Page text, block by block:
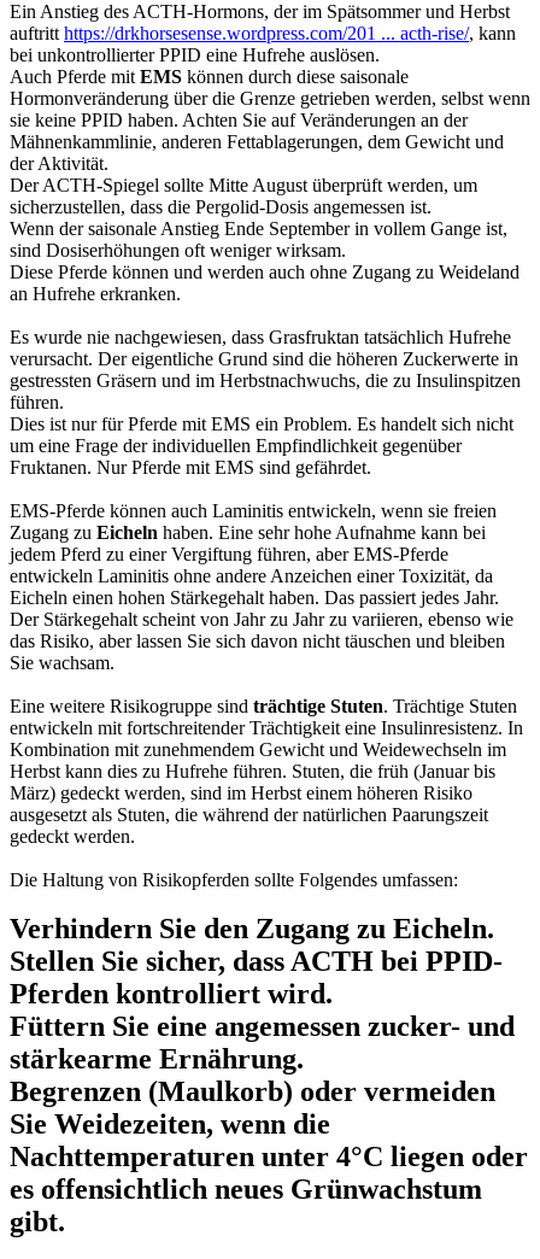
Ein Anstieg des ACTH-Hormons, der im Spätsommer und Herbst
auftritt https://drkhorsesense.wordpress.com/201 ... acth-rise/, kann
bei unkontrollierter PPID eine Hufrehe auslösen.
Auch Pferde mit EMS können durch diese saisonale
Hormonveränderung über die Grenze getrieben werden, selbst wenn
sie keine PPID haben. Achten Sie auf Veränderungen an der
Mähnenkammlinie, anderen Fettablagerungen, dem Gewicht und
der Aktivität.
Der ACTH-Spiegel sollte Mitte August überprüft werden, um
sicherzustellen, dass die Pergolid-Dosis angemessen ist.
Wenn der saisonale Anstieg Ende September in vollem Gange ist,
sind Dosiserhöhungen oft weniger wirksam.
Diese Pferde können und werden auch ohne Zugang zu Weideland
an Hufrehe erkranken.
Es wurde nie nachgewiesen, dass Grasfruktan tatsächlich Hufrehe
verursacht. Der eigentliche Grund sind die höheren Zuckerwerte in
gestressten Gräsern und im Herbstnachwuchs, die zu Insulinspitzen
führen.
Dies ist nur für Pferde mit EMS ein Problem. Es handelt sich nicht
um eine Frage der individuellen Empfindlichkeit gegenüber
Fruktanen. Nur Pferde mit EMS sind gefährdet.
EMS-Pferde können auch Laminitis entwickeln, wenn sie freien
Zugang zu Eicheln haben. Eine sehr hohe Aufnahme kann bei
jedem Pferd zu einer Vergiftung führen, aber EMS-Pferde
entwickeln Laminitis ohne andere Anzeichen einer Toxizität, da
Eicheln einen hohen Stärkegehalt haben. Das passiert jedes Jahr.
Der Stärkegehalt scheint von Jahr zu Jahr zu variieren, ebenso wie
das Risiko, aber lassen Sie sich davon nicht täuschen und bleiben
Sie wachsam.
Eine weitere Risikogruppe sind trächtige Stuten. Trächtige Stuten
entwickeln mit fortschreitender Trächtigkeit eine Insulinresistenz. In
Kombination mit zunehmendem Gewicht und Weidewechseln im
Herbst kann dies zu Hufrehe führen. Stuten, die früh (Januar bis
März) gedeckt werden, sind im Herbst einem höheren Risiko
ausgesetzt als Stuten, die während der natürlichen Paarungszeit
gedeckt werden.
Die Haltung von Risikopferden sollte Folgendes umfassen:
Verhindern Sie den Zugang zu Eicheln.
Stellen Sie sicher, dass ACTH bei PPID-
Pferden kontrolliert wird.
Füttern Sie eine angemessen zucker- und
stärkearme Ernährung.
Begrenzen (Maulkorb) oder vermeiden
Sie Weidezeiten, wenn die
Nachttemperaturen unter 4°C liegen oder
es offensichtlich neues Grünwachstum
gibt.